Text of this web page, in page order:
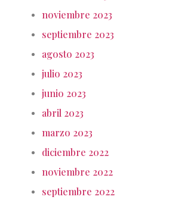
noviembre 2023
septiembre 2023
agosto 2023
julio 2023
junio 2023
abril 2023
marzo 2023
diciembre 2022
noviembre 2022
septiembre 2022